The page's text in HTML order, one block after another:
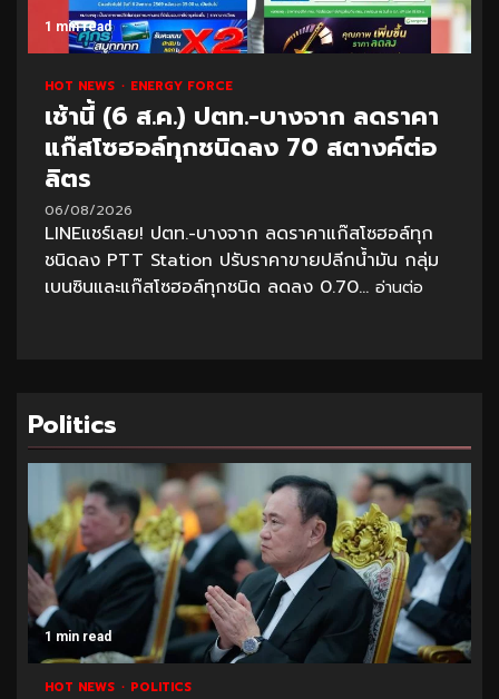
1 min read
HOT NEWS ENERGY FORCE
เช้านี้ (6 ส.ค.) ปตท.-บางจาก ลดราคา
แก๊สโซฮอล์ทุกชนิดลง 70 สตางค์ต่อ
ลิตร
06/08/2026
LINEแชร์เลย! ปตท.-บางจาก ลดราคาแก๊สโซฮอล์ทุก
ชนิดลง PTT Station ปรับราคาขายปลีกน้ำมัน กลุ่ม
เบนซินและแก๊สโซฮอล์ทุกชนิด ลดลง 0.70... อ่านต่อ
Politics
1 min read
HOT NEWS POLITICS